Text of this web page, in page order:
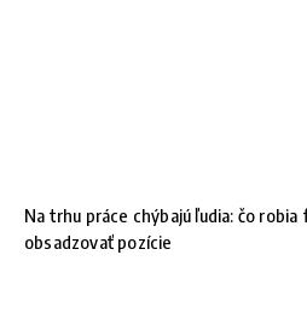
Na trhu práce chýbajú ľudia: čo
obsadzovať pozície